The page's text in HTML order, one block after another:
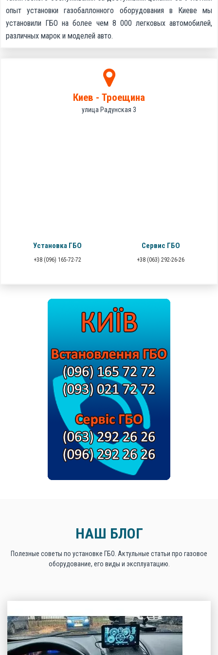
опыт установки газобаллонного оборудования в Киеве мы
установили ГБО на более чем 8 000 легковых автомобилей,
различных марок и моделей авто.
Киев - Троещина
улица Радунская 3
Установка ГБО
+38 (096) 165-72-72
Сервис ГБО
+38 (063) 292-26-26
НАШ БЛОГ
Полезные советы по установке ГБО. Актульные статьи про газовое
оборудование, его виды и эксплуатацию.